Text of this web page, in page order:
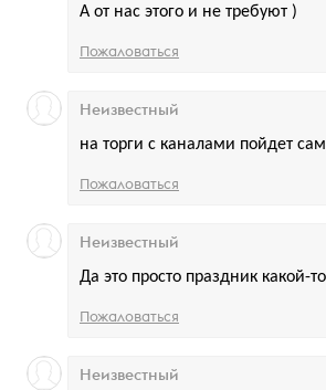
А от нас этого и не требуют )
Пожаловаться
на торги с каналами пойдет
Неизвестный
Пожаловаться
Да это просто праздник какой-
Неизвестный
Пожаловаться
Неизвестный